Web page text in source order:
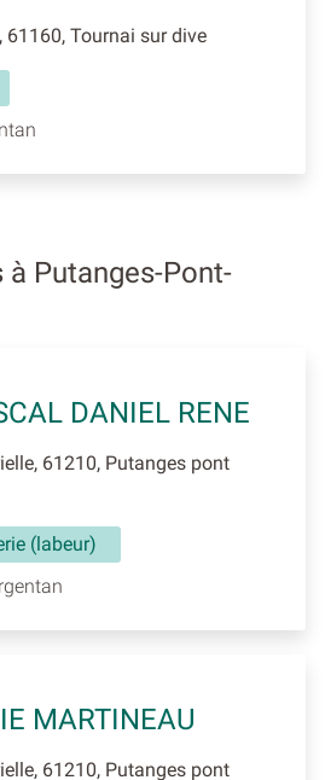
Tournai sur dive
Putanges-Pont-
DANIEL RENE
61210, Putanges pont
(labeur)
MARTINEAU
61210, Putanges pont